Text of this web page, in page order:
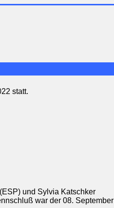
statt.
und Sylvia Katschker
war der 08. September